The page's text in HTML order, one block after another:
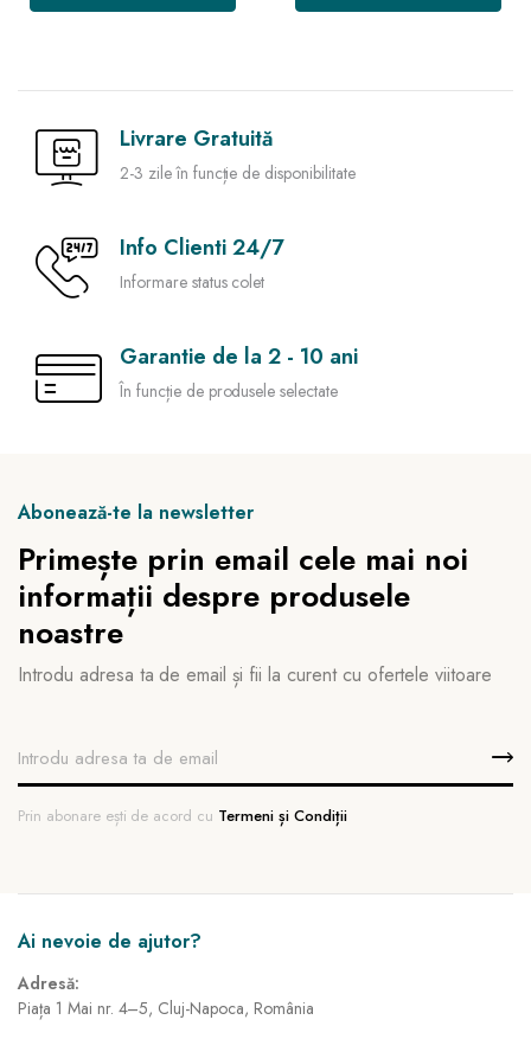
Livrare Gratuită
2-3 zile în funcție de disponibilitate
Info Clienti 24/7
Informare status colet
Garantie de la 2 - 10 ani
În funcție de produsele selectate
Abonează-te la newsletter
Primește prin email cele mai noi
informații despre produsele
noastre
Introdu adresa ta de email și fii la curent cu ofertele viitoare
Prin abonare ești de acord cu Termeni și Condiții
Ai nevoie de ajutor?
Adresă:
Piața 1 Mai nr. 4–5, Cluj-Napoca, România